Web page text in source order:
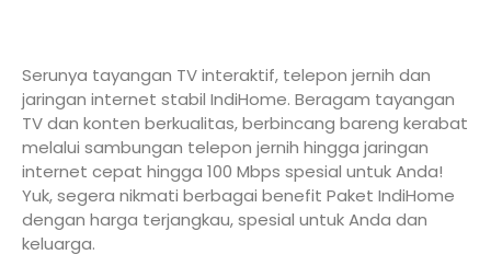
Serunya tayangan TV interaktif, telepon jernih dan
jaringan internet stabil IndiHome. Beragam tayangan
TV dan konten berkualitas, berbincang bareng kerabat
melalui sambungan telepon jernih hingga jaringan
internet cepat hingga 100 Mbps spesial untuk Anda!
Yuk, segera nikmati berbagai benefit Paket IndiHome
dengan harga terjangkau, spesial untuk Anda dan
keluarga.